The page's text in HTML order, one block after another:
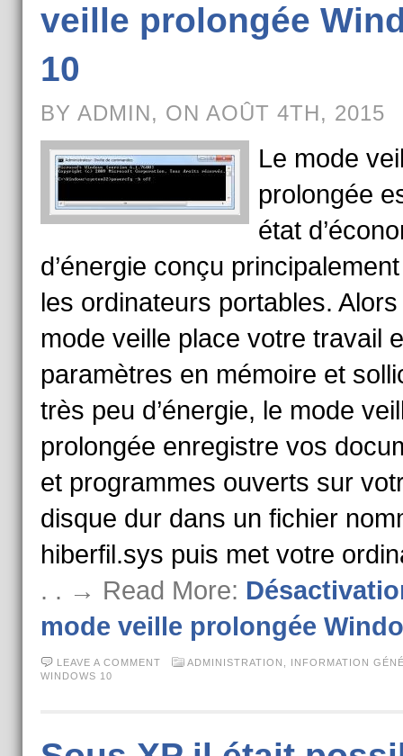
veille prolongée
10
BY ADMIN, ON AOÛT 4TH, 2015
Le mode
prolongée
état
d’énergie conçu
les ordinateurs portables.
mode veille place votre travail
paramètres en mémoire et
très peu d’énergie, le mode
prolongée enregistre vos
et programmes ouverts sur
disque dur dans un fichier
hiberfil.sys puis met votre
. . → Read More:
mode veille prolongée
LEAVE A COMMENT ADMINISTRATION
INFORMATION
WINDOWS 10